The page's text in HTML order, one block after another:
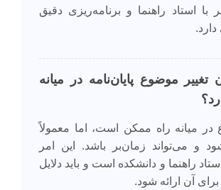
با استاد راهنما و برنامه‌ریزی دقیق
تغییر موضوع پایان‌نامه در میانه
در میانه راه ممکن است، اما معمولاً
و می‌تواند زمان‌بر باشد. این امر
استاد راهنما و دانشکده است و باید دلایل
آن ارائه شود.